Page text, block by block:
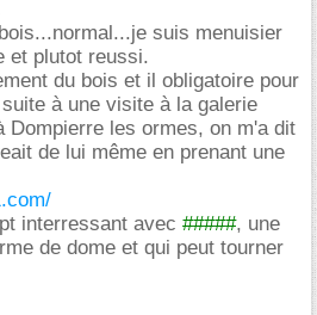
suis menuisier
et plutot reussi.
du bois et il obligatoire pour
à une visite à la galerie
Dompierre les ormes, on m'a dit
de lui même en prenant une
interressant avec #####, une
de dome et qui peut tourner